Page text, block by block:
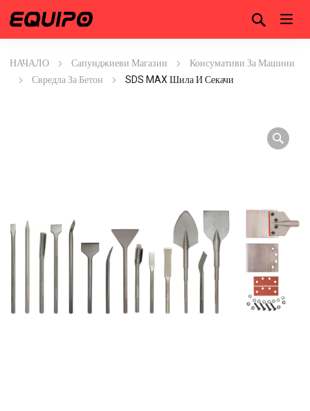
НАЧАЛО Сапунджиеви Магазин
Консумативи За Машини
Свредла За Бетон
SDS MAX Шила И Секачи